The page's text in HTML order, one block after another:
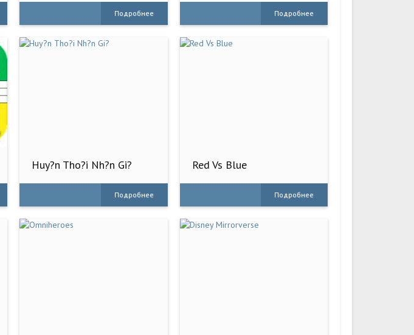
Подробнее Подробнее
Huy?n Tho?i Nh?n Gi?
Подробнее
Red Vs Blue
Подробнее